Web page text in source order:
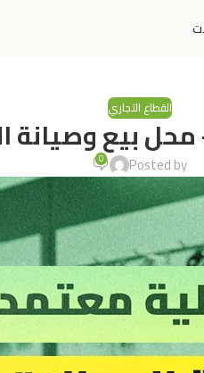
القطاع التجاري
بيع وصيانة
Posted by
0